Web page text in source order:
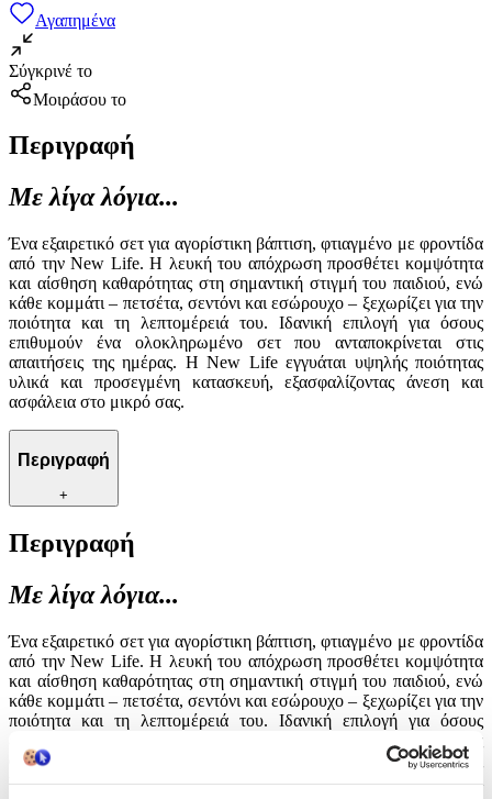
Αγαπημένα
Σύγκρινέ το
Μοιράσου το
Περιγραφή
Με λίγα λόγια...
Ένα εξαιρετικό σετ για αγορίστικη βάπτιση, φτιαγμένο με φροντίδα
από την New Life. Η λευκή του απόχρωση προσθέτει κομψότητα
και αίσθηση καθαρότητας στη σημαντική στιγμή του παιδιού, ενώ
κάθε κομμάτι – πετσέτα, σεντόνι και εσώρουχο – ξεχωρίζει για την
ποιότητα και τη λεπτομέρειά του. Ιδανική επιλογή για όσους
επιθυμούν ένα ολοκληρωμένο σετ που ανταποκρίνεται στις
απαιτήσεις της ημέρας. Η New Life εγγυάται υψηλής ποιότητας
υλικά και προσεγμένη κατασκευή, εξασφαλίζοντας άνεση και
ασφάλεια στο μικρό σας.
Περιγραφή
+
Περιγραφή
Με λίγα λόγια...
Ένα εξαιρετικό σετ για αγορίστικη βάπτιση, φτιαγμένο με φροντίδα
από την New Life. Η λευκή του απόχρωση προσθέτει κομψότητα
και αίσθηση καθαρότητας στη σημαντική στιγμή του παιδιού, ενώ
κάθε κομμάτι – πετσέτα, σεντόνι και εσώρουχο – ξεχωρίζει για την
ποιότητα και τη λεπτομέρειά του. Ιδανική επιλογή για όσους
επιθυμούν ένα ολοκληρωμένο σετ που ανταποκρίνεται στις
απαιτήσεις της ημέρας. Η New Life εγγυάται υψηλής ποιότητας
υλικά και προσεγμένη κατασκευή, εξασφαλίζοντας άνεση και